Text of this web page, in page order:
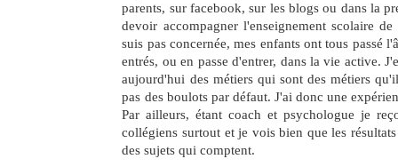
parents, sur facebook, sur les blogs ou dans la
devoir accompagner l'enseignement scolaire
suis pas concernée, mes enfants ont tous passé
entrés, ou en passe d'entrer, dans la vie active.
aujourd'hui des métiers qui sont des métiers
pas des boulots par défaut. J'ai donc une
Par ailleurs, étant coach et psychologue je
collégiens surtout et je vois bien que les
des sujets qui comptent.